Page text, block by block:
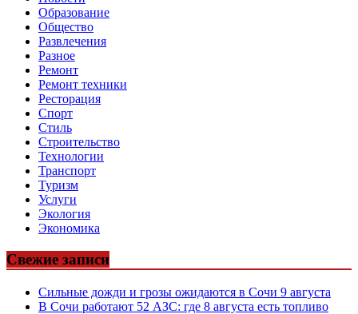
Образование
Общество
Развлечения
Разное
Ремонт
Ремонт техники
Ресторация
Спорт
Стиль
Строительство
Технологии
Транспорт
Туризм
Услуги
Экология
Экономика
Свежие записи
Сильные дожди и грозы ожидаются в Сочи 9 августа
В Сочи работают 52 АЗС: где 8 августа есть топливо